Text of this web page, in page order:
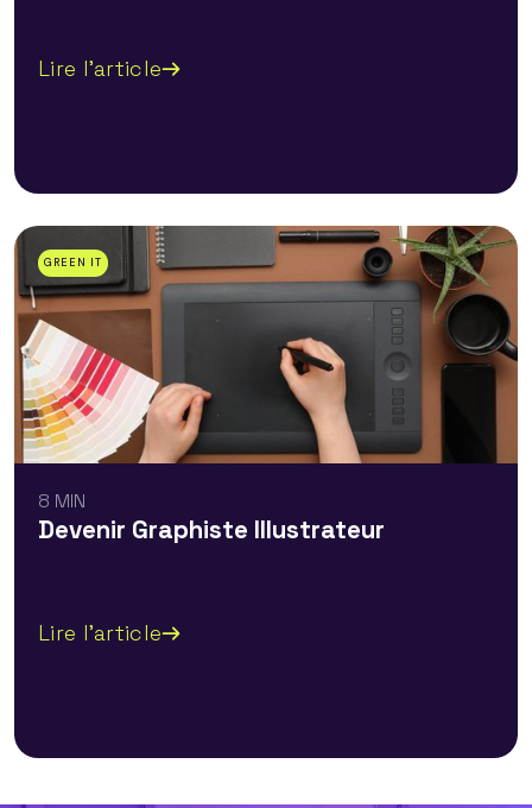
Lire l'article
GREEN IT
8 MIN
Devenir Graphiste Illustrateur
Lire l'article